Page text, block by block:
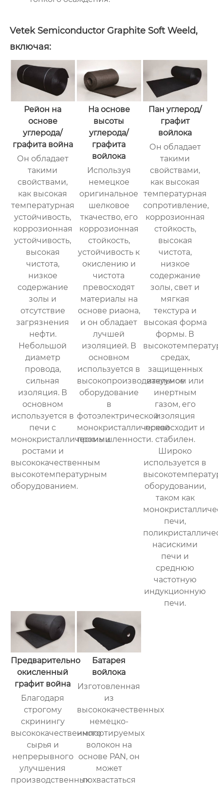
Vetek Semiconductor Graphite Soft Weeld,
включая:
Рейон на
основе
углерода/
графита война
Он обладает
такими
свойствами,
как высокая
температурная
устойчивость,
коррозионная
устойчивость,
высокая
чистота,
низкое
содержание
золы и
отсутствие
загрязнения
нефти.
Небольшой
диаметр
провода,
сильная
изоляция. В
основном
используется в
печи с
монокристаллическими
ростами и
высококачественным
высокотемпературным
оборудованием.
На основе
высоты
углерода/
графита
войлока
Используя
немецкое
оригинальное
шелковое
ткачество, его
коррозионная
стойкость,
устойчивость к
окислению и
чистота
превосходят
материалы на
основе риаона,
и он обладает
лучшей
изоляцией. В
основном
используется в
высокопроизводительное
оборудование
в
фотоэлектрической
монокристаллической
промышленности.
Пан углерод/
графит
войлока
Он обладает
такими
свойствами,
как высокая
температурная
сопротивление,
коррозионная
стойкость,
высокая
чистота,
низкое
содержание
золы, свет и
мягкая
текстура и
высокая форма
формы. В
средах,
защищенных
вакуумом или
инертным
газом, его
изоляция
превосходит и
стабилен.
Широко
используется в
оборудовании,
таком как
печи,
насискими
печи и
среднюю
частотную
индукционную
печи.
Предварительно
окисленный
графит война
Благодаря
строгому
скринингу
высококачественного
сырья и
непрерывного
улучшения
производственных
Батарея
войлока
Изготовленная
из
высококачественных
немецко-
импортируемых
волокон на
основе PAN, он
может
похвастаться